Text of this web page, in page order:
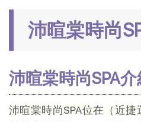
沛暄棠時尚
沛暄棠時尚SPA介
沛暄棠時尚SPA位在（近